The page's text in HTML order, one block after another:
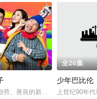
2.0
劳、善良的新时代农村女性马
全26集
少年巴比伦
上世纪90年